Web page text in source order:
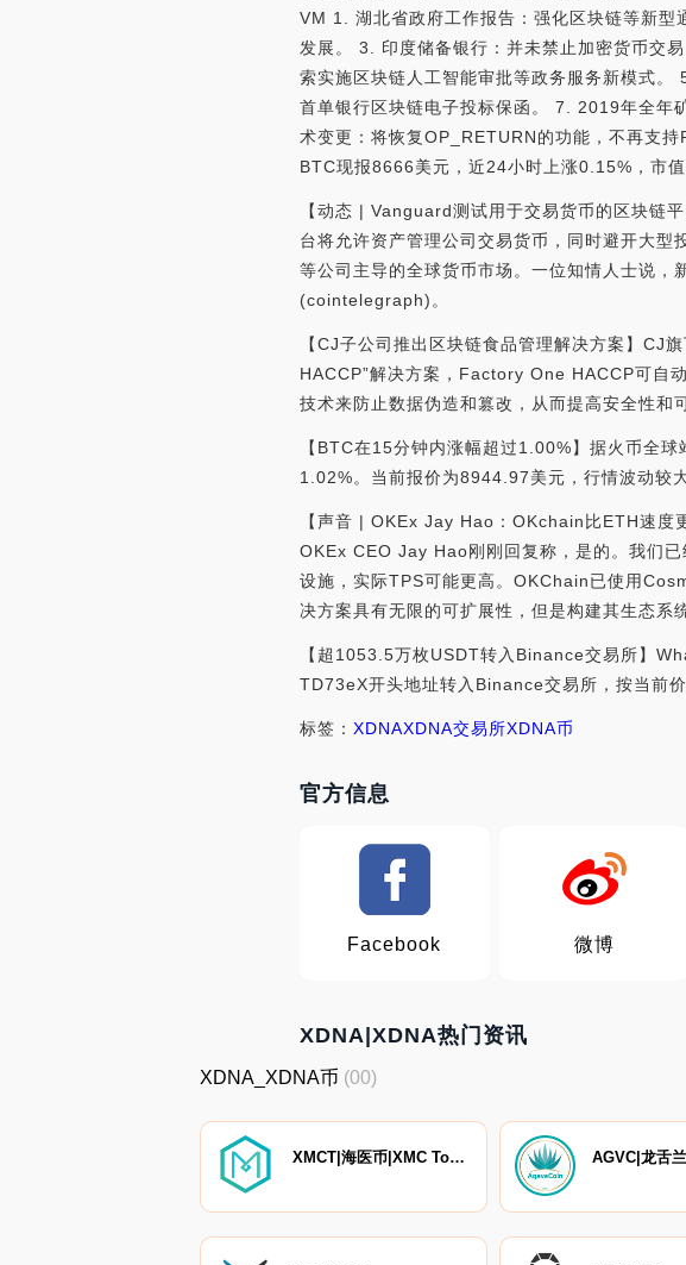
VM 1. 湖北省政府工作报告：强化区块链等新
发展。 3. 印度储备银行：并未禁止加密货币交
索实施区块链人工智能审批等政务服务新模式
首单银行区块链电子投标保函。 7. 2019年全年
术变更：将恢复OP_RETURN的功能，不再支
BTC现报8666美元，近24小时上涨0.15%，市
【动态 | Vanguard测试用于交易货币的区块链
台将允许资产管理公司交易货币，同时避开大
等公司主导的全球货币市场。一位知情人士说，
(cointelegraph)。
【CJ子公司推出区块链食品管理解决方案】
HACCP”解决方案，Factory One HACCP可自
技术来防止数据伪造和篡改，从而提高安全性和
【BTC在15分钟内涨幅超过1.00%】据火币全
1.02%。当前报价为8944.97美元，行情波动较
【声音 | OKEx Jay Hao：OKchain比ETH速
OKEx CEO Jay Hao刚刚回复称，是的。我们
设施，实际TPS可能更高。OKChain已使用
决方案具有无限的可扩展性，但是构建其生态系
【超1053.5万枚USDT转入Binance交易所】
TD73eX开头地址转入Binance交易所，按当前
标签： XDNAXDNA交易所XDNA币
官方信息
Facebook 微博
XDNA|XDNA热门资讯
XDNA_XDNA币 (00)
XMCT|海医币|XMC Token